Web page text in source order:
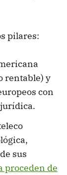
pilares:
rentable) y
con
sus
proceden de